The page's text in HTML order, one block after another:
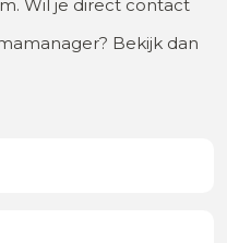
Wil je direct contact
Bekijk dan